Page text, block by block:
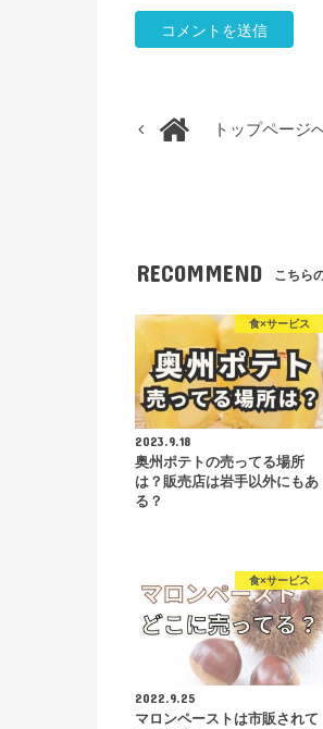
トップページ
RECOMMEND こちら
食×サービス
2023.9.18
奥州ポテトの売ってる場所
は？販売店は岩手以外にもあ
る？
食×サービス
2022.9.25
マロンペーストは市販されて